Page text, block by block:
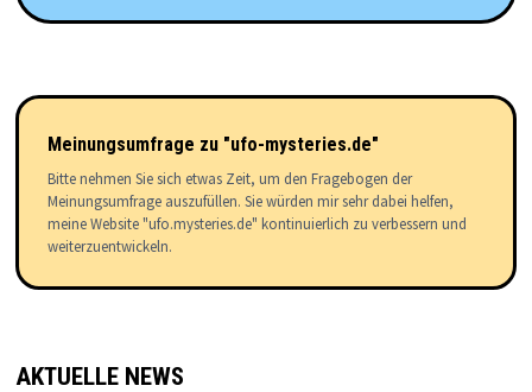
Meinungsumfrage zu "ufo-mysteries.de"
Bitte nehmen Sie sich etwas Zeit, um den Fragebogen der
Meinungsumfrage auszufüllen. Sie würden mir sehr dabei helfen,
meine Website "ufo.mysteries.de" kontinuierlich zu verbessern und
weiterzuentwickeln.
AKTUELLE NEWS